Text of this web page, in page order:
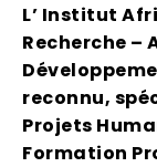
L’ Institut
Recherche –
reconnu,
Projets
Formation